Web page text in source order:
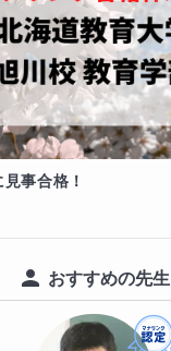
事合格！
おすすめの先生